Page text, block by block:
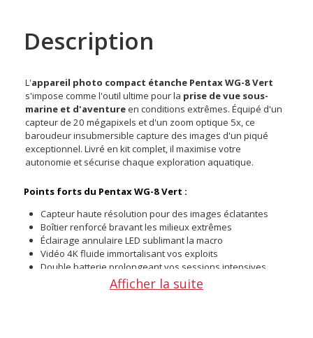
Description
L'appareil photo compact étanche Pentax WG-8 Vert
s'impose comme l'outil ultime pour la prise de vue sous-
marine et d'aventureen conditions extrêmes. Équipé d'un
capteur de 20 mégapixels et d'un zoom optique 5x, ce
baroudeur insubmersible capture des images d'un piqué
exceptionnel. Livré en kit complet, il maximise votre
autonomie et sécurise chaque exploration aquatique.
Points forts du Pentax WG-8 Vert :
Capteur haute résolution pour des images éclatantes
Boîtier renforcé bravant les milieux extrêmes
Éclairage annulaire LED sublimant la macro
Vidéo 4K fluide immortalisant vos exploits
Double batterie prolongeant vos sessions intensives
Dragonne flottante évitant les pertes marines
Afficher la suite